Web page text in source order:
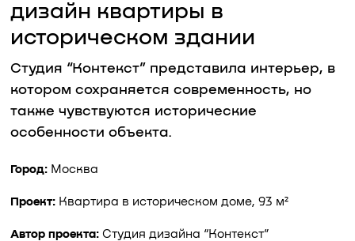
дизайн квартиры в
историческом здании
Студия “Контекст” представила интерьер, в
котором сохраняется современность, но
также чувствуются исторические
особенности объекта.
Город: Москва
Проект:Квартира в историческом доме, 93 м²
Автор проекта: Студия дизайна “Контекст”